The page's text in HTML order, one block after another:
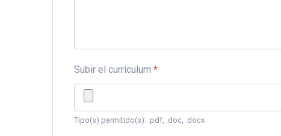
Subir el currículum *
Tipo(s) permitido(s): .pdf, .doc, .docx